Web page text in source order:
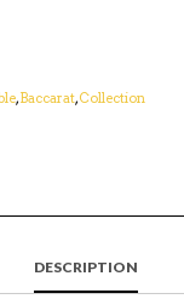
,Baccarat,Collection
DESCRIPTION